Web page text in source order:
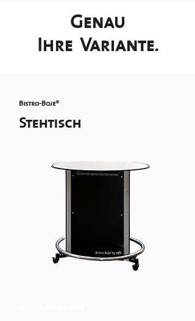
Genau
Ihre Variante.
Bistro-Boje®
Stehtisch